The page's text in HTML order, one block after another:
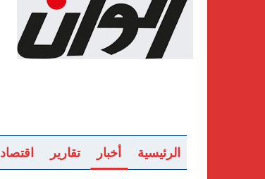
الرئيسية أخبار تقارير اقتصاد